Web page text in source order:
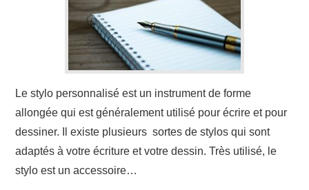
Le stylo personnalisé est un instrument de forme
allongée qui est généralement utilisé pour écrire et pour
dessiner. Il existe plusieurs sortes de stylos qui sont
adaptés à votre écriture et votre dessin. Très utilisé, le
stylo est un accessoire…